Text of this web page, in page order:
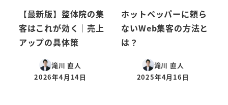
【最新版】整体院の集
客はこれが効く｜売上
アップの具体策
滝川 直人
投稿日
2026年4月14日
ホットペッパーに頼ら
ないWeb集客の方法と
は？
滝川 直人
投稿日
2025年4月16日